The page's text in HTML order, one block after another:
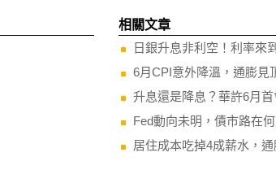
相關文章
日銀升息非利空！利率來
6月CPI意外降溫，通膨見
升息還是降息？華許6月首
Fed動向未明，債市路在
居住成本吃掉4成薪水，